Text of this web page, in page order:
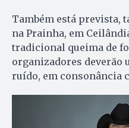
Também está prevista,
na Prainha, em
tradicional queima de
organizadores deverão
ruído, em consonância